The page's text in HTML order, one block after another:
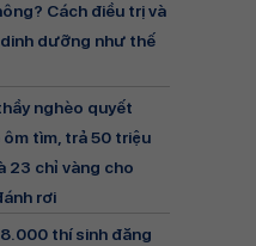
Cách điều trị và
dưỡng như thế
nghèo quyết
ôm tìm, trả 50 triệu
23 chỉ vàng cho
rơi
thí sinh đăng